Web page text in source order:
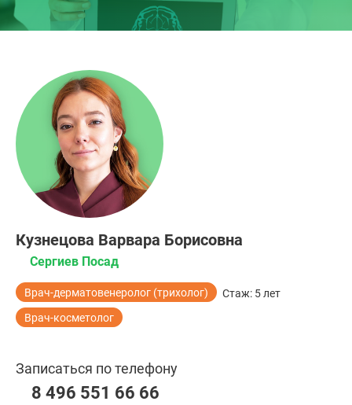
Кузнецова Варвара Борисовна
Сергиев Посад
Врач-дерматовенеролог (трихолог)
Стаж: 5 лет
Врач-косметолог
Записаться по телефону
8 496 551 66 66